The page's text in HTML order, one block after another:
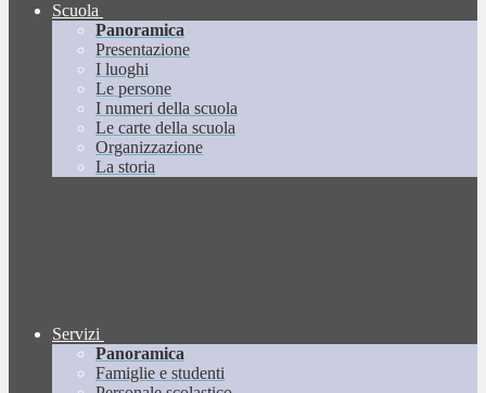
Scuola
Panoramica
Presentazione
I luoghi
Le persone
I numeri della scuola
Le carte della scuola
Organizzazione
La storia
Servizi
Panoramica
Famiglie e studenti